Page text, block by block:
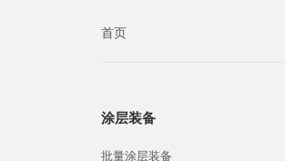
首页
涂层装备
批量涂层装备